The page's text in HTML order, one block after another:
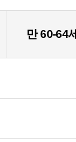
만 60-64세